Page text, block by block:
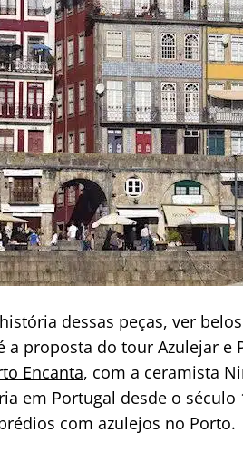
dessas peças, ver
a proposta do tour Azulejar e
Encanta, com a ceramista
em Portugal desde o
com azulejos no Porto.